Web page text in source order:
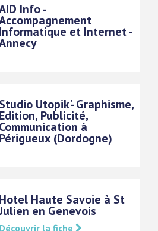
Info -
Informatique et Internet -
Studio Utopik'- Graphisme,
Edition, Publicité,
Communication à
Périgueux (Dordogne)
Hotel Haute Savoie à St
en Genevois
Découvrir la fiche